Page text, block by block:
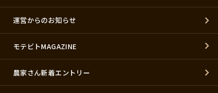
運営からのお知らせ
モテビトMAGAZINE
農家さん新着エントリー